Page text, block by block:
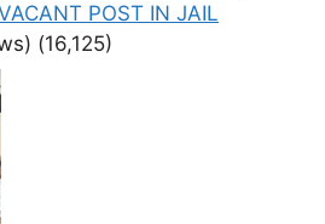
POST IN JAIL
(16,125)